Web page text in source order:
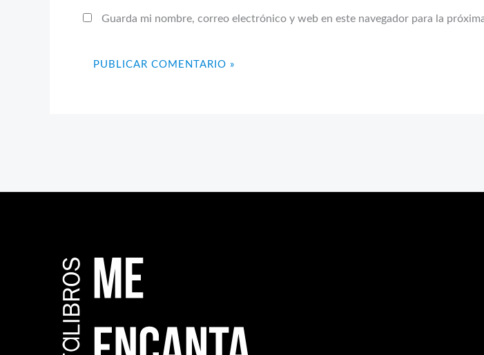
Guarda mi nombre, correo electrónico y web en este navegador para la